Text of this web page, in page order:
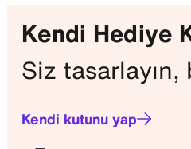
Kendi Hediye
Siz
Kendi kutunu yap